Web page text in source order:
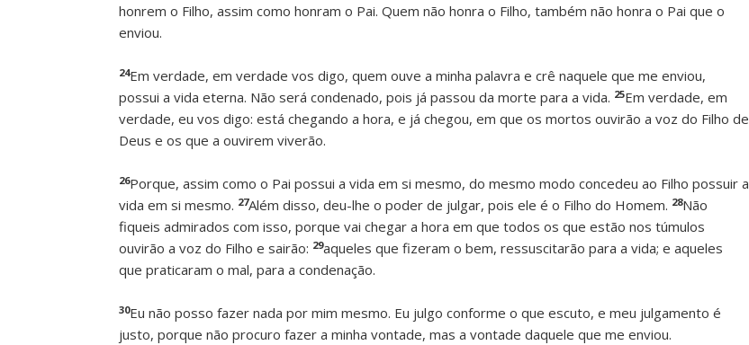
honrem o Filho, assim como honram o Pai. Quem não honra o Filho, também não honra o Pai que o
enviou.
24Em verdade, em verdade vos digo, quem ouve a minha palavra e crê naquele que me enviou,
possui a vida eterna. Não será condenado, pois já passou da morte para a vida. 25Em verdade, em
verdade, eu vos digo: está chegando a hora, e já chegou, em que os mortos ouvirão a voz do Filho de
Deus e os que a ouvirem viverão.
26Porque, assim como o Pai possui a vida em si mesmo, do mesmo modo concedeu ao Filho possuir a
vida em si mesmo. 27Além disso, deu-lhe o poder de julgar, pois ele é o Filho do Homem. 28Não
fiqueis admirados com isso, porque vai chegar a hora em que todos os que estão nos túmulos
ouvirão a voz do Filho e sairão: 29aqueles que fizeram o bem, ressuscitarão para a vida; e aqueles
que praticaram o mal, para a condenação.
30Eu não posso fazer nada por mim mesmo. Eu julgo conforme o que escuto, e meu julgamento é
justo, porque não procuro fazer a minha vontade, mas a vontade daquele que me enviou.